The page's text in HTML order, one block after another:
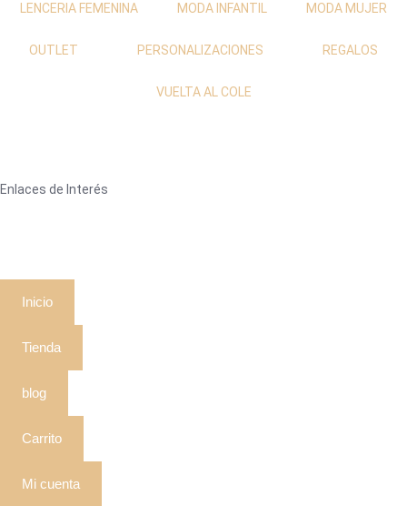
LENCERIA FEMENINA MODA INFANTIL MODA MUJER
OUTLET PERSONALIZACIONES REGALOS
VUELTA AL COLE
Enlaces de Interés
Inicio
Tienda
blog
Carrito
Mi cuenta